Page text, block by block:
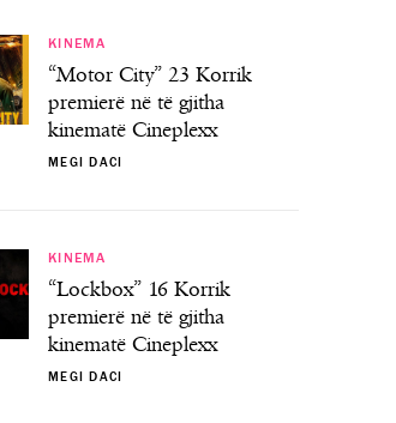
KINEMA
“Motor City” 23 Korrik
premierë në të gjitha
kinematë Cineplexx
MEGI DACI
KINEMA
“Lockbox” 16 Korrik
premierë në të gjitha
kinematë Cineplexx
MEGI DACI